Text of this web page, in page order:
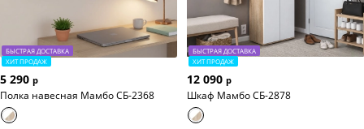
БЫСТРАЯ ДОСТАВКА
ХИТ ПРОДАЖ
5 290 р
Полка навесная Мамбо СБ-2368
БЫСТРАЯ ДОСТАВКА
ХИТ ПРОДАЖ
12 090 р
Шкаф Мамбо СБ-2878